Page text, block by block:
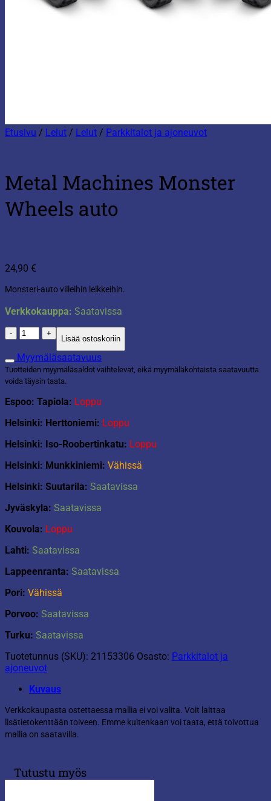
Etusivu / Lelut / Lelut / Parkkitalot ja ajoneuvot
Metal Machines Monster
Wheels auto
24,90 €
Monsteri-auto villeihin leikkeihin.
Verkkokauppa: Saatavissa
Metal
Machines
Monster
Wheels
auto
määrä
Lisää ostoskoriin
Myymäläsaatavuus
Tuotteiden myymäläsaldot vaihtelevat, eikä myymäläkohtaista saatavuutta
voida täysin taata.
Espoo: Tapiola: Loppu
Helsinki: Herttoniemi: Loppu
Helsinki: Iso-Roobertinkatu: Loppu
Helsinki: Munkkiniemi: Vähissä
Helsinki: Suutarila: Saatavissa
Jyväskyla: Saatavissa
Kouvola: Loppu
Lahti: Saatavissa
Lappeenranta: Saatavissa
Pori: Vähissä
Porvoo: Saatavissa
Turku: Saatavissa
Tuotetunnus (SKU): 21153306 Osasto: Parkkitalot ja
ajoneuvot
Kuvaus
Verkkokaupasta ostettaessa mallia ei voi valita. Voit laittaa
lisätietokenttään toiveen. Emme kuitenkaan voi taata, että toivottua
mallia on saatavilla.
Tutustu myös